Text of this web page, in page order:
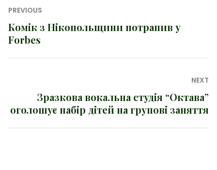
Навігація
записів
PREVIOUS
Previous
post:
Комік з Нікопольщини потрапив у
Forbes
NEXT
post:
Зразкова вокальна студія “Октава”
оголошує набір дітей на групові заняття